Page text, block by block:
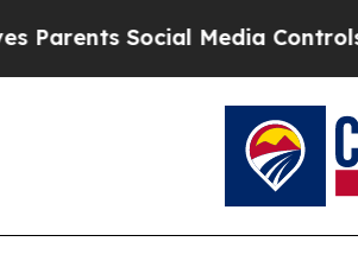
Media Controls for Their Kids.